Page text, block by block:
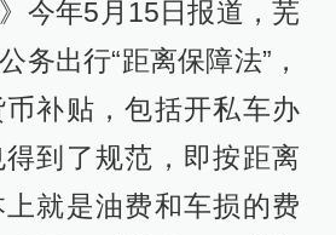
今年5月15日报道，芜
务出行“距离保障法”，
补贴，包括开私车办
到了规范，即按距离
就是油费和车损的费